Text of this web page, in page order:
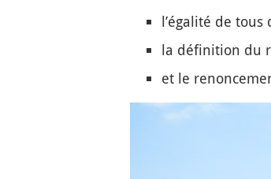
l’égalité de
la définition du
et le